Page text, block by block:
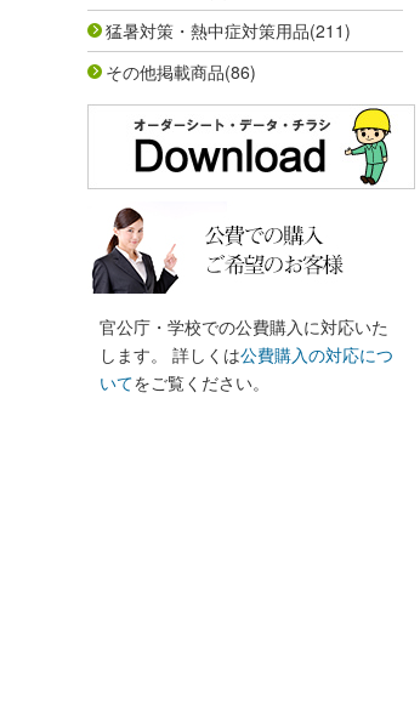
猛暑対策・熱中症対策用品(211)
その他掲載商品(86)
官公庁・学校での公費購入に対応いた
します。 詳しくは公費購入の対応につ
いてをご覧ください。